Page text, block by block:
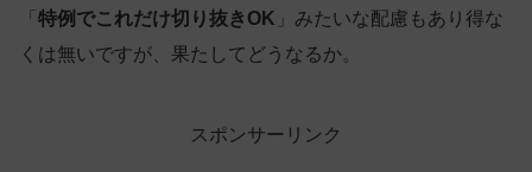
「 特例でこれだけ切り抜きOK 」みたいな配慮もあり得な
くは無いですが、果たしてどうなるか。
スポンサーリンク